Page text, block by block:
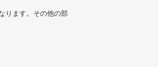
ります。その他の部